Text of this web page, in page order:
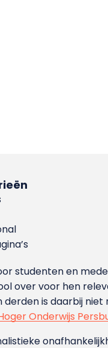
studenten en
over voor hen
is daarbij niet
Onderwijs